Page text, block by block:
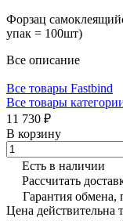
Форзац
упак = 100шт)
Все описание
Все товары Fastbind
Все товары
11 730 ₽
В корзину
Есть в наличии
Рассчитать
Гарантия обмена,
Цена действительна